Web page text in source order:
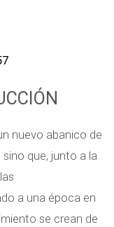
nuevo abanico de
que, junto a la
a una época en
se crean de